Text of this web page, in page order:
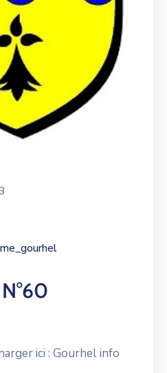
ici : Gourhel info